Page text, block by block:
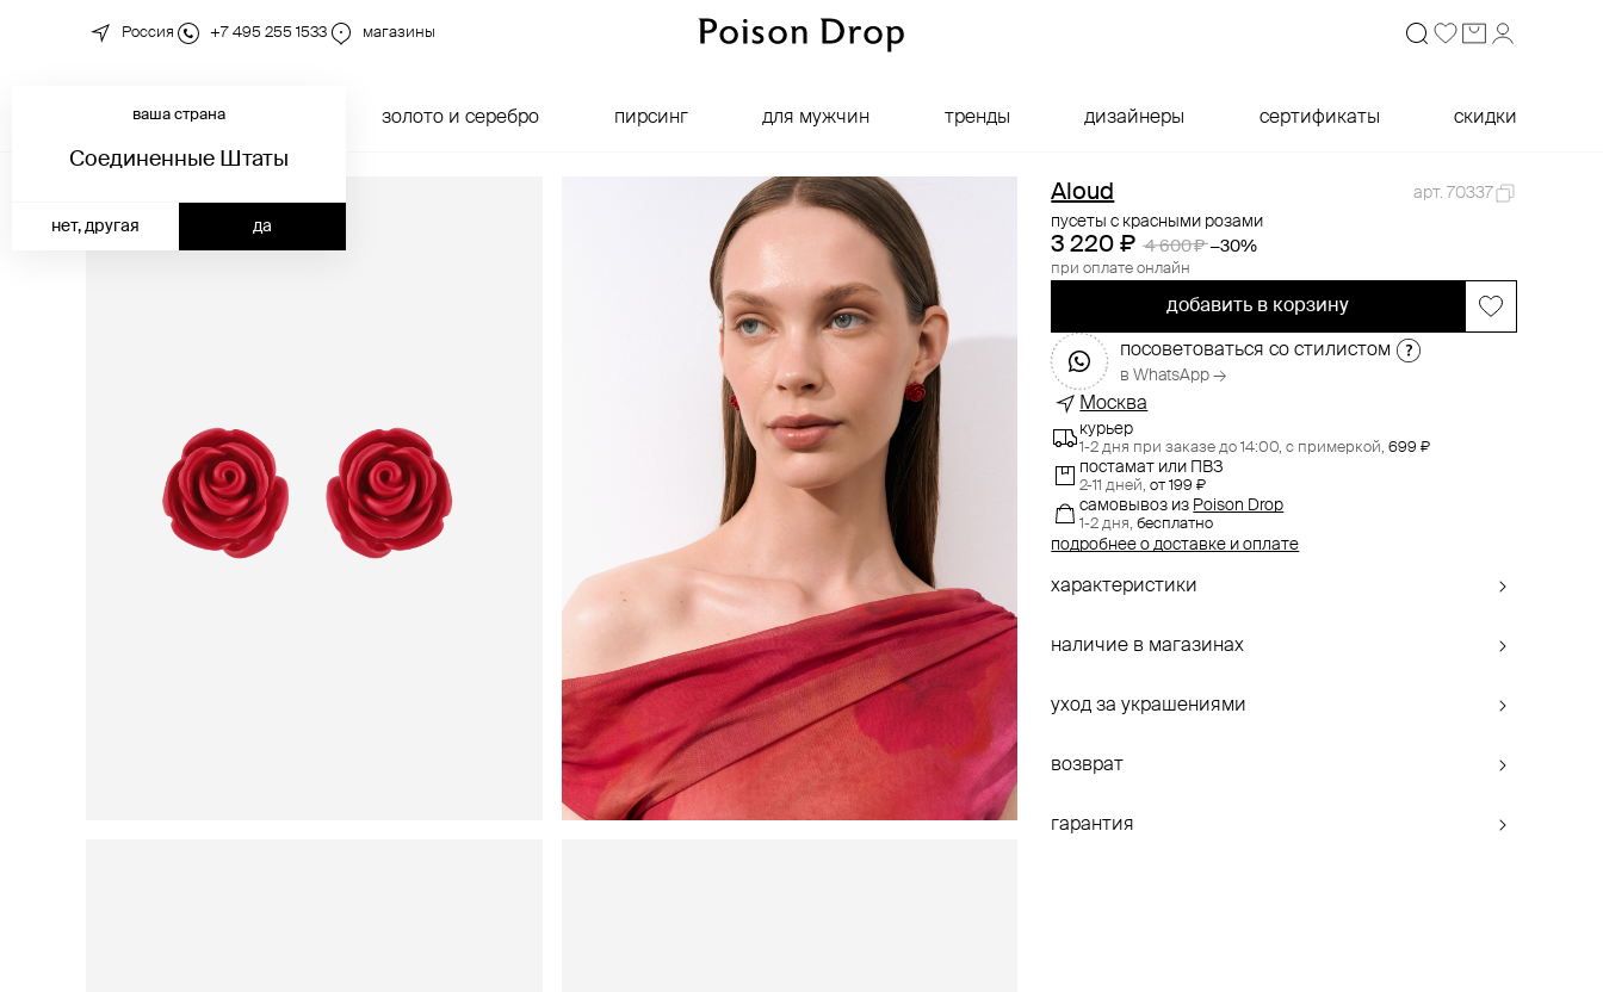
Россия +7 495 255 1533 магазины
новинки золото и серебро пирсинг для мужчин тренды дизайнеры сертификаты скидки
ваша страна
Соединенные Штаты
да
нет, другая
Aloud
арт. 70337
пусеты с красными розами
3 220 ₽ 4 600 ₽ −30%
при оплате онлайн
добавить в корзину
посоветоваться со стилистом
в WhatsApp →
Москва
курьер
1-2 дня при заказе до 14:00,с примеркой, 699 ₽
постамат или ПВЗ
2-11 дней,от 199 ₽
самовывоз из Poison Drop
1-2 дня,бесплатно
подробнее о доставке и оплате
характеристики
наличие в магазинах
уход за украшениями
возврат
гарантия